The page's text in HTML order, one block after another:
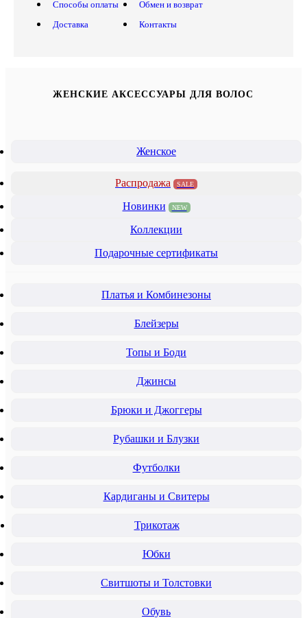
Способы оплаты
Доставка
Обмен и возврат
Контакты
ЖЕНСКИЕ АКСЕССУАРЫ ДЛЯ ВОЛОС
Женское
Распродажа SALE
Новинки NEW
Коллекции
Подарочные сертификаты
Платья и Комбинезоны
Блейзеры
Топы и Боди
Джинсы
Брюки и Джоггеры
Рубашки и Блузки
Футболки
Кардиганы и Свитеры
Трикотаж
Юбки
Свитшоты и Толстовки
Обувь